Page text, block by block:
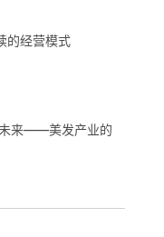
的经营模式
来——美发产业的